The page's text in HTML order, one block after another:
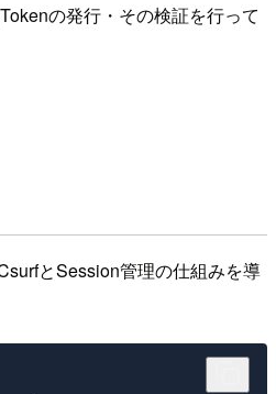
の発行・その検証を行って
とSession管理の仕組みを導